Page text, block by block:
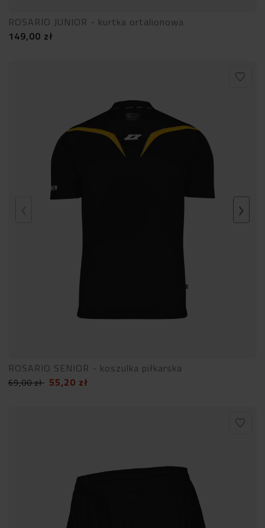
ROSARIO JUNIOR - kurtka ortalionowa
149,00 zł
ROSARIO SENIOR - koszulka piłkarska
69,00zł 55,20 zł